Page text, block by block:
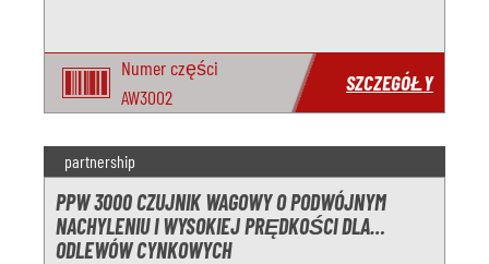
Numer części
AW3002
SZCZEGÓŁY
partnership
PPW 3000 CZUJNIK WAGOWY O PODWÓJNYM
NACHYLENIU I WYSOKIEJ PRĘDKOŚCI DLA
ODLEWÓW CYNKOWYCH